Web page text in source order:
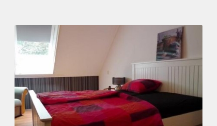
Huurtoeslag
Niet mogelijk
Inkomen eis
Huurtermijn
Onbepaalde termijn
Oplevering
Gestoffeerd